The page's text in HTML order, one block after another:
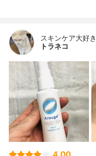
スキンケア大好き
トラネコ